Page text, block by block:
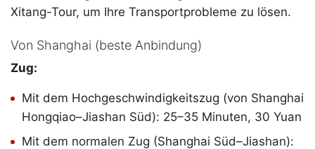
Xitang-Tour, um Ihre Transportprobleme zu lösen.
Von Shanghai (beste Anbindung)
Zug:
Mit dem Hochgeschwindigkeitszug (von Shanghai
Hongqiao–Jiashan Süd): 25–35 Minuten, 30 Yuan
Mit dem normalen Zug (Shanghai Süd–Jiashan):